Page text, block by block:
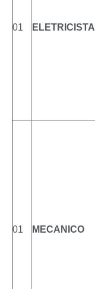
01 ELETRICISTA
01 MECANICO